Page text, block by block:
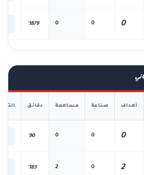
0
0
0
1879'
أهداف صناعة مساهمة دقائق
0
0
0
90'
2
0
2
183'